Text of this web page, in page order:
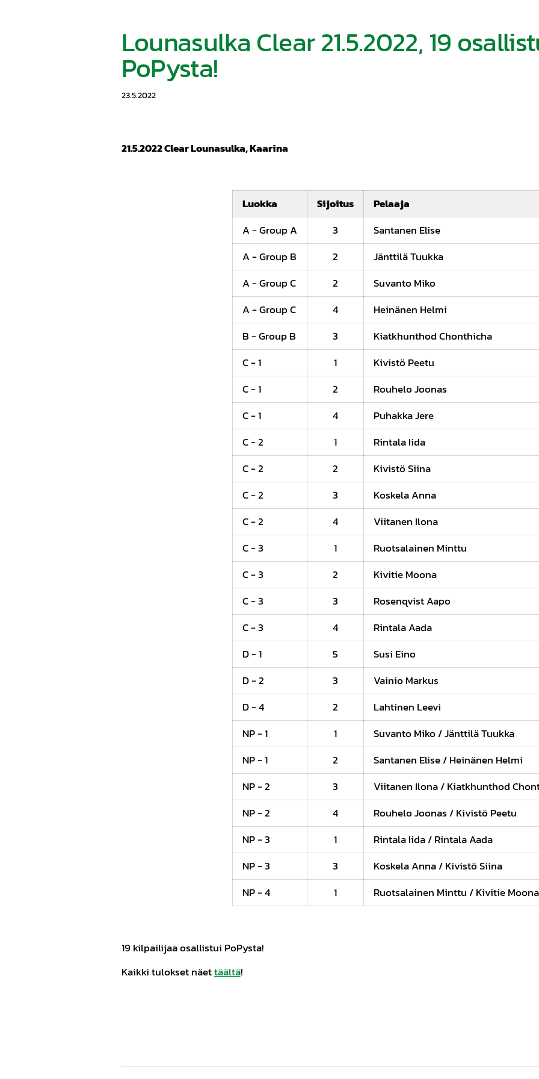
Lounasulka Clear 21.5.2022, 19
PoPysta!
23.5.2022
21.5.2022 Clear Lounasulka, Kaarina
Luokka Sijoitus
Pelaaja
A - Group A
3
Santanen Elise
A - Group B
2
Jänttilä Tuukka
A - Group C
2
Suvanto Miko
A - Group C
4
Heinänen Helmi
B - Group B
3
Kiatkhunthod Chonthicha
C - 1
1
Kivistö Peetu
C - 1
2
Rouhelo Joonas
C - 1
4
Puhakka Jere
C - 2
1
Rintala Iida
C - 2
2
Kivistö Siina
C - 2
3
Koskela Anna
C - 2
4
Viitanen Ilona
C - 3
1
Ruotsalainen Minttu
C - 3
2
Kivitie Moona
C - 3
3
Rosenqvist Aapo
C - 3
4
Rintala Aada
D - 1
5
Susi Eino
D - 2
3
Vainio Markus
D - 4
2
Lahtinen Leevi
NP - 1
1
Suvanto Miko / Jänttilä Tuukka
NP - 1
2
Santanen Elise / Heinänen Helmi
NP - 2
3
Viitanen Ilona / Kiatkhunthod
NP - 2
4
Rouhelo Joonas / Kivistö Peetu
NP - 3
1
Rintala Iida / Rintala Aada
NP - 3
3
Koskela Anna / Kivistö Siina
NP - 4
1 Ruotsalainen Minttu / Kivitie Moona
19 kilpailijaa osallistui PoPysta!
Kaikki tulokset näettäältä!